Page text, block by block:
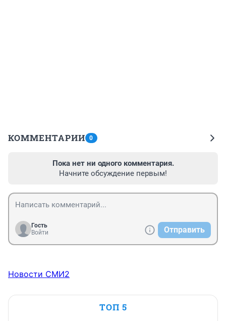
КОММЕНТАРИИ 0
Пока нет ни одного комментария.
Начните обсуждение первым!
Гость
Войти
Отправить
Новости СМИ2
ТОП 5